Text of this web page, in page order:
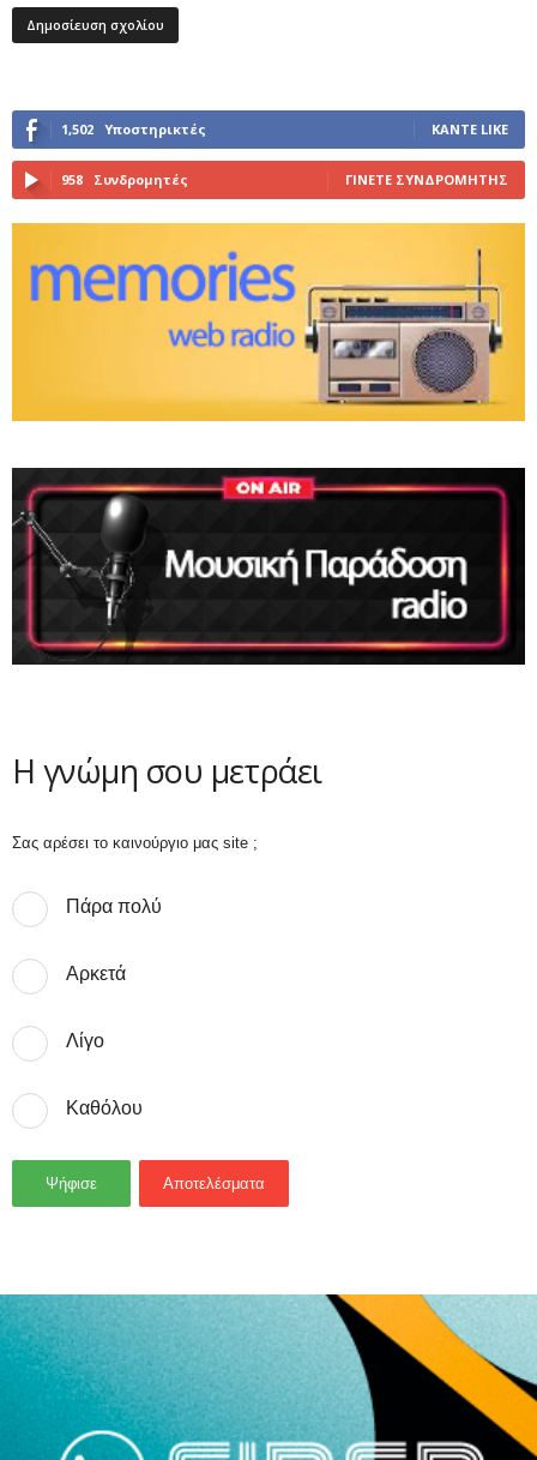
1,502 Υποστηρικτές ΚΆΝΤΕ LIKE
958 Συνδρομητές ΓΊΝΕΤΕ ΣΥΝΔΡΟΜΗΤΉΣ
Η γνώμη σου μετράει
Σας αρέσει το καινούργιο μας site ;
Πάρα πολύ
Αρκετά
Λίγο
Καθόλου
Ψήφισε Αποτελέσματα
- Advertisement -